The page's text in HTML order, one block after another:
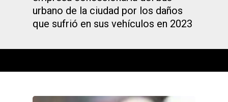
urbano de la ciudad por los daños
que sufrió en sus vehículos en 2023